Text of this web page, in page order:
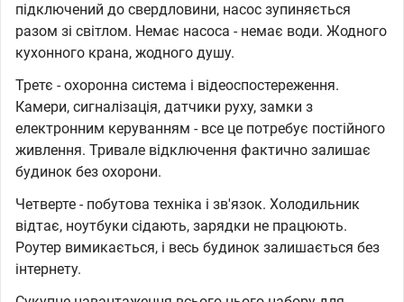
підключений до свердловини, насос зупиняється
разом зі світлом. Немає насоса - немає води. Жодного
кухонного крана, жодного душу.
Третє - охоронна система і відеоспостереження.
Камери, сигналізація, датчики руху, замки з
електронним керуванням - все це потребує постійного
живлення. Тривале відключення фактично залишає
будинок без охорони.
Четверте - побутова техніка і зв'язок. Холодильник
відтає, ноутбуки сідають, зарядки не працюють.
Роутер вимикається, і весь будинок залишається без
інтернету.